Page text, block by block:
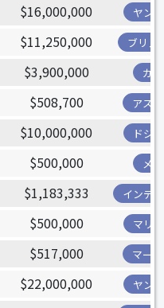
$16,000,000 ヤン
$11,250,000 ブリュ
$3,900,000 カ
$508,700 アス
$10,000,000 ドジ
$500,000 メ
$1,183,333 インデ
$500,000 マリ
$517,000 マー
$22,000,000 ヤン